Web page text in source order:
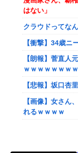
はない」
クラウドってな
【衝撃】34歳ニ
【朗報】菅直人
ｗｗｗｗｗｗｗｗ
【悲報】坂口杏
【画像】女さん
れるｗｗｗｗ
ュースで見たわ